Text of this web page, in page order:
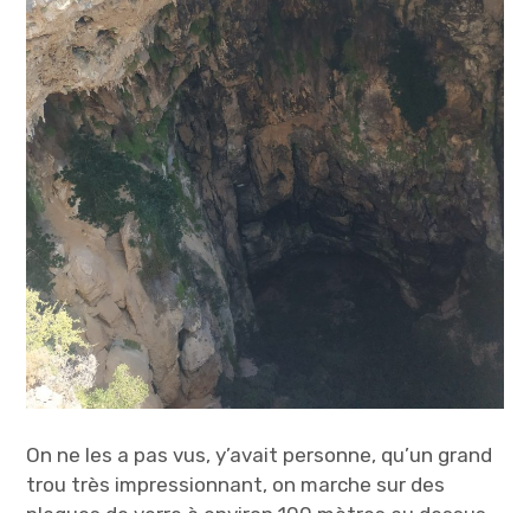
On ne les a pas vus, y’avait personne, qu’un grand
trou très impressionnant, on marche sur des